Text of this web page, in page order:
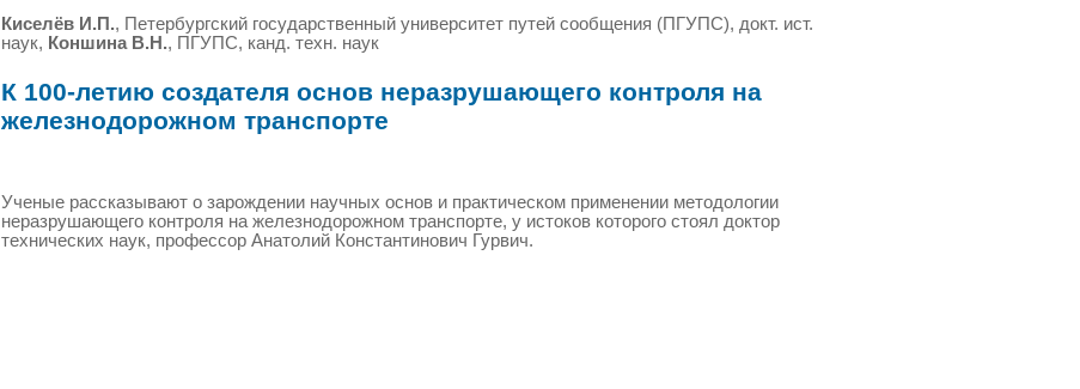
Киселёв И.П., Петербургский государственный университет путей сообщения (ПГУПС), докт. ист.
наук, Коншина В.Н., ПГУПС, канд. техн. наук
К 100-летию создателя основ неразрушающего контроля на
железнодорожном транспорте
Ученые рассказывают о зарождении научных основ и практическом применении методологии
неразрушающего контроля на железнодорожном транспорте, у истоков которого стоял доктор
технических наук, профессор Анатолий Константинович Гурвич.